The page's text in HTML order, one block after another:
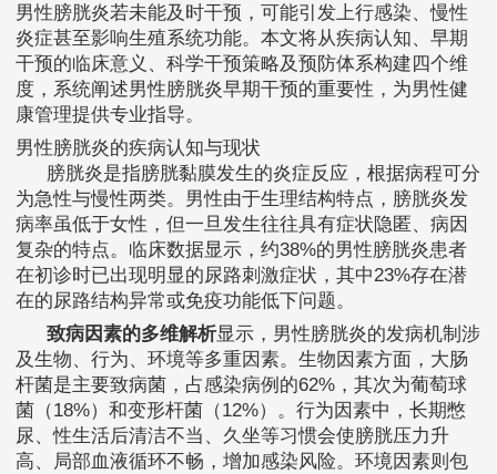
男性膀胱炎若未能及时干预，可能引发上行感染、慢性
炎症甚至影响生殖系统功能。本文将从疾病认知、早期
干预的临床意义、科学干预策略及预防体系构建四个维
度，系统阐述男性膀胱炎早期干预的重要性，为男性健
康管理提供专业指导。
男性膀胱炎的疾病认知与现状
膀胱炎是指膀胱黏膜发生的炎症反应，根据病程可分
为急性与慢性两类。男性由于生理结构特点，膀胱炎发
病率虽低于女性，但一旦发生往往具有症状隐匿、病因
复杂的特点。临床数据显示，约38%的男性膀胱炎患者
在初诊时已出现明显的尿路刺激症状，其中23%存在潜
在的尿路结构异常或免疫功能低下问题。
致病因素的多维解析显示，男性膀胱炎的发病机制涉
及生物、行为、环境等多重因素。生物因素方面，大肠
杆菌是主要致病菌，占感染病例的62%，其次为葡萄球
菌（18%）和变形杆菌（12%）。行为因素中，长期憋
尿、性生活后清洁不当、久坐等习惯会使膀胱压力升
高、局部血液循环不畅，增加感染风险。环境因素则包